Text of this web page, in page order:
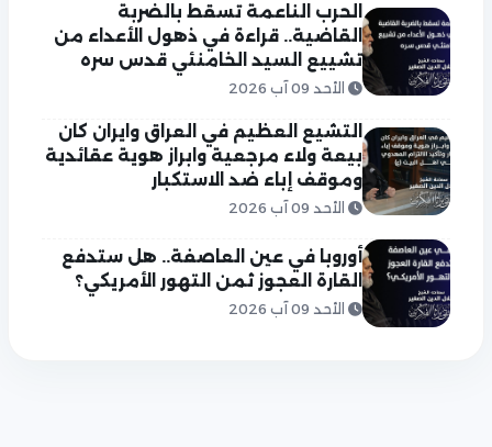
الحرب الناعمة تسقط بالضربة
القاضية.. قراءة في ذهول الأعداء من
تشييع السيد الخامنئي قدس سره
الأحد 09 آب 2026
التشيع العظيم في العراق وايران كان
بيعة ولاء مرجعية وابراز هوية عقائدية
وموقف إباء ضد الاستكبار
الأحد 09 آب 2026
أوروبا في عين العاصفة.. هل ستدفع
القارة العجوز ثمن التهور الأمريكي؟
الأحد 09 آب 2026